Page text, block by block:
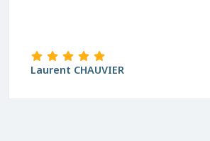
Laurent CHAUVIER